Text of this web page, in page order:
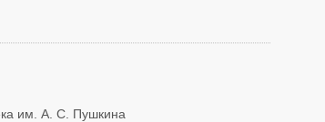
им. А. С. Пушкина